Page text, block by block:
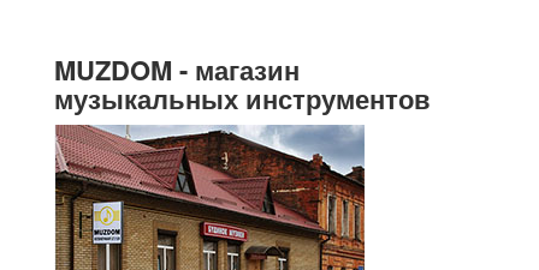
MUZDOM - магазин
музыкальных инструментов